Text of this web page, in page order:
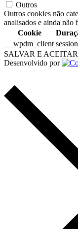
Outros
Outros cookies não
analisados e ainda não
Cookie
__wpdm_client session
SALVAR E ACEITAR
Desenvolvido por